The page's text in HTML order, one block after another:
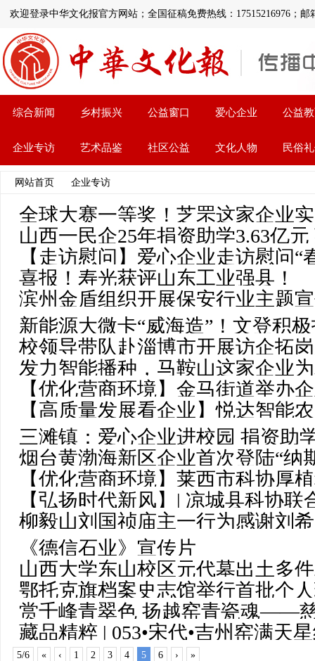
欢迎登录中华文化报官方网站；全国征稿免费热线：17515216976；邮
综合新闻 乡村振兴 公益窗口 爱心企业 公益
企业专访 艺术品鉴 社区公益 文化人物 民俗
网站首页 企业专访
全球大赛一等奖！芝罘这家企业
山西一民企25年捐资助学3.63亿
【走访慰问】爱心企业走访慰问“
喜报！寿光获评山东工业强县！
滨州金盾组织开展保安行业主题
新能源大微卡“威海造”！文登积
造基地
校领导带队赴淄博市开展访企拓
发力智能播种，马鞍山这家企业
【优化营商环境】金马街道举办
按下快捷键
【高质量发展看企业】悦达智能
三滩镇：爱心企业进校园 捐资助
烟台黄渤海新区企业首次登陆“纳
【优化营商环境】莱西市科协厚
登“高”求“新”动能
【弘扬时代新风】| 凉城县科协
镇中心校捐赠爱心物资
柳毅山刘国祯庙主一行为感谢刘
盛宏献锦旗
《德信石业》宣传片
山西大学东山校区元代墓出土多
鄂托克旗档案史志馆举行首批个
赏千峰青翠色 扬越窑青瓷魂——
讨活动在南门小学举行
藏品精粹 | 053•宋代•吉州窑满天
5/6 « ‹ 1 2 3 4 5 6 › »